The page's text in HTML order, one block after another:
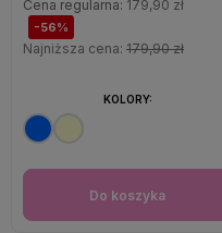
Cena regularna: 179,90 zł
-56%
Najniższa cena: 179,90 zł
Do koszyka
KOLORY: